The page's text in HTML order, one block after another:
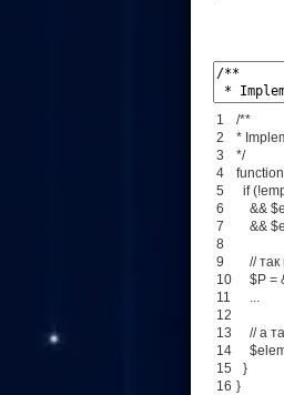
1
2
3
4
5
6
7
8
9
10
11
12
13
14
15
16
/**
*
*/
function
if
&&
&&
// так
$P =
// а
$
}
}